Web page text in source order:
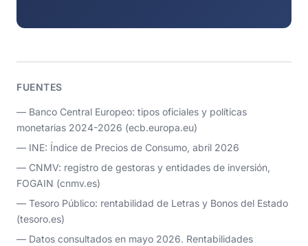
FUENTES
— Banco Central Europeo: tipos oficiales y políticas
monetarias 2024-2026 (ecb.europa.eu)
— INE: Índice de Precios de Consumo, abril 2026
— CNMV: registro de gestoras y entidades de inversión,
FOGAIN (cnmv.es)
— Tesoro Público: rentabilidad de Letras y Bonos del Estado
(tesoro.es)
— Datos consultados en mayo 2026. Rentabilidades